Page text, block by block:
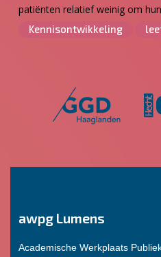
patiënten relatief weinig om
Kennisontwikkeling
awpg Lumens
Academische Werkplaats